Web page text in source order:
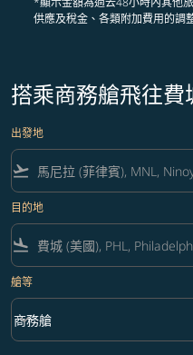
供應及稅金、各類附加費用的調
搭乘商務艙飛往費
出發地
flight_takeoff
目的地
flight_land
艙等
艙等 option 商務艙 Selected
商務艙
keyboard_arrow_down